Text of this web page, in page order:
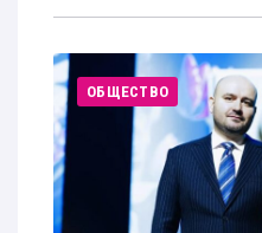
ОБЩЕСТВО